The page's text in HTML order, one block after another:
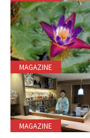
MAGAZINE
MAGAZINE